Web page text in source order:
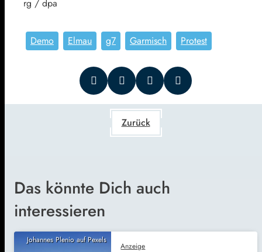
rg / dpa
Demo Elmau g7 Garmisch Protest
Zurück
Das könnte Dich auch
interessieren
Johannes Plenio auf Pexels
Anzeige